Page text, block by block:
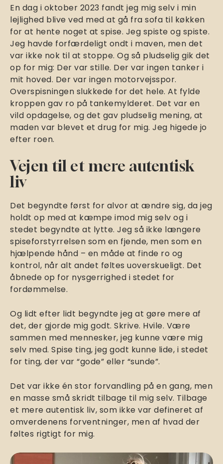
En dag i oktober 2023 fandt jeg mig selv i min
lejlighed blive ved med at gå fra sofa til køkken
for at hente noget at spise. Jeg spiste og spiste.
Jeg havde forfærdeligt ondt i maven, men det
var ikke nok til at stoppe. Og så pludselig gik det
op for mig: Der var stille. Der var ingen tanker i
mit hoved. Der var ingen motorvejsspor.
Overspisningen slukkede for det hele. At fylde
kroppen gav ro på tankemylderet. Det var en
vild opdagelse, og det gav pludselig mening, at
maden var blevet et drug for mig. Jeg higede jo
efter roen.
Vejen til et mere autentisk
liv
Det begyndte først for alvor at ændre sig, da jeg
holdt op med at kæmpe imod mig selv og i
stedet begyndte at lytte. Jeg så ikke længere
spiseforstyrrelsen som en fjende, men som en
hjælpende hånd – en måde at finde ro og
kontrol, når alt andet føltes uoverskueligt. Det
åbnede op for nysgerrighed i stedet for
fordømmelse.
Og lidt efter lidt begyndte jeg at gøre mere af
det, der gjorde mig godt. Skrive. Hvile. Være
sammen med mennesker, jeg kunne være mig
selv med. Spise ting, jeg godt kunne lide, i stedet
for ting, der var “gode” eller “sunde”.
Det var ikke én stor forvandling på en gang, men
en masse små skridt tilbage til mig selv. Tilbage
et mere autentisk liv, som ikke var defineret af
omverdenens forventninger, men af hvad der
føltes rigtigt for mig.